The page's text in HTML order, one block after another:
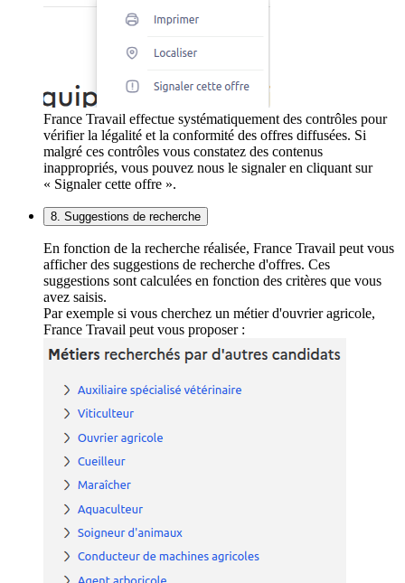
France Travail effectue systématiquement des contrôles pour
vérifier la légalité et la conformité des offres diffusées. Si
malgré ces contrôles vous constatez des contenus
inappropriés, vous pouvez nous le signaler en cliquant sur
« Signaler cette offre ».
8. Suggestions de recherche
En fonction de la recherche réalisée, France Travail peut vous
afficher des suggestions de recherche d'offres. Ces
suggestions sont calculées en fonction des critères que vous
avez saisis.
Par exemple si vous cherchez un métier d'ouvrier agricole,
France Travail peut vous proposer :